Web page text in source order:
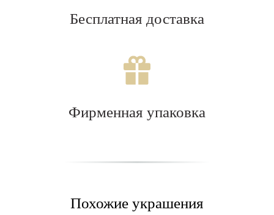
Бесплатная доставка
Фирменная упаковка
Похожие украшения